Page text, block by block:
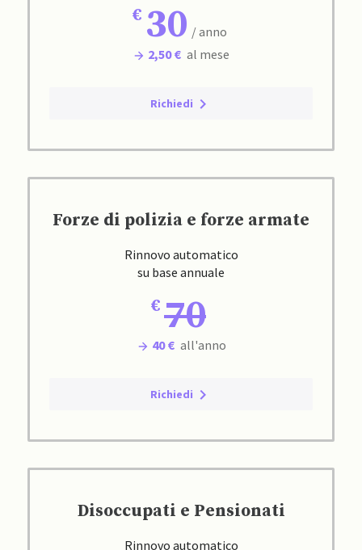
30 / anno
2,50 € al mese
Richiedi
Forze di polizia e forze armate
Rinnovo automatico
su base annuale
70
40 € all'anno
Richiedi
Disoccupati e Pensionati
Rinnovo automatico